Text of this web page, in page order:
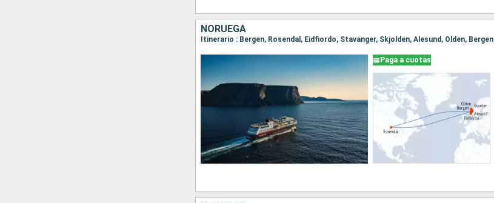
NORUEGA
Itinerario : Bergen, Rosendal, Eidfiordo, Stavanger, Skjolden, Alesund, Olden, Bergen
Paga a cuotas